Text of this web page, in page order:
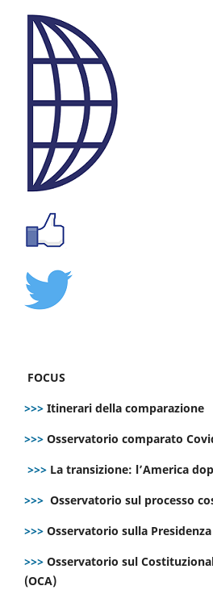
FOCUS
>>> Itinerari della comparazione
>>> Osservatorio comparato
>>> La transizione: l’America
>>> Osservatorio sul processo
>>> Osservatorio sulla
>>> Osservatorio sul
(OCA)